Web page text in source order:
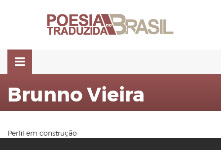
Brunno Vieira
Perfil em construção